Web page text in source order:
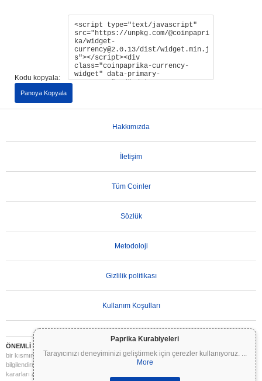
Paprika Kurabiyeleri
Tarayıcınızı deneyiminizi geliştirmek için çerezler kullanıyoruz. ...
More
Kodu kopyala:
Panoya Kopyala
Hakkımızda
İletişim
Tüm Coinler
Sözlük
Metodoloji
Gizlilik politikası
Kullanım Koşulları
ÖNEMLİ UYARI:
bir kısmını veya tamamını kaybedebilirsiniz. Coinpaprika üzerindeki tüm bilgiler yalnızca
bilgilendirme amaçlıdır ve finansal veya yatırım tavsiyesi niteliği taşımaz. Yatırım
kararları almadan önce daima kendi araştırmanızı yapın (DYOR) ve nitelikli bir finansal